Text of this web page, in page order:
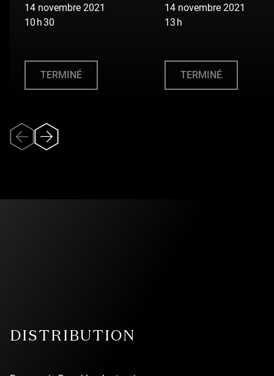
14 novembre 2021
10 h 30
TERMINÉ
14 novembre 2021
13 h
TERMINÉ
DISTRIBUTION